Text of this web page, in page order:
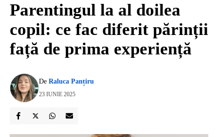
Parentingul la al doilea
copil: ce fac diferit părinții
față de prima experiență
De Raluca Panțiru
23 IUNIE 2025